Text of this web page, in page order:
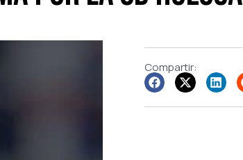
Compartir: